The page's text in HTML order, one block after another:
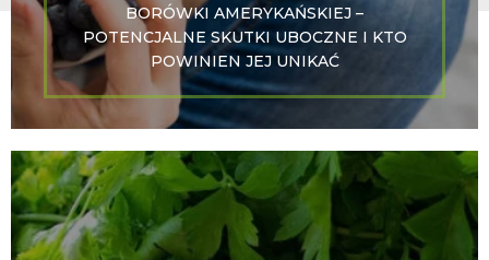
BORÓWKI AMERYKAŃSKIEJ –
POTENCJALNE SKUTKI UBOCZNE I KTO
POWINIEN JEJ UNIKAĆ